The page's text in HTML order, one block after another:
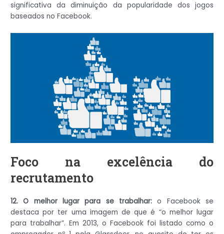
significativa da diminuição da popularidade dos jogos
baseados no Facebook.
Foco na excelência do
recrutamento
12. O melhor lugar para se trabalhar:o Facebook se
destaca por ter uma imagem de que é “o melhor lugar
para trabalhar”. Em 2013, o Facebook foi listado como o